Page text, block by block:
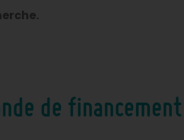
de financement